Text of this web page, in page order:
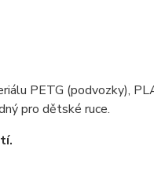
PETG (podvozky),
pro dětské ruce.